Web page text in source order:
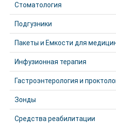
Стоматология
Подгузники
Пакеты и Емкости для
Инфузионная терапия
Гастроэнтерология и
Зонды
Средства реабилитации